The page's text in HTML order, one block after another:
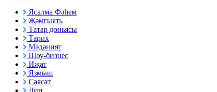
Ясалма Фәһем
Җәмгыять
Татар дөньясы
Тарих
Мәдәният
Шоу-бизнес
Иҗат
Язмыш
Сәясәт
Дин